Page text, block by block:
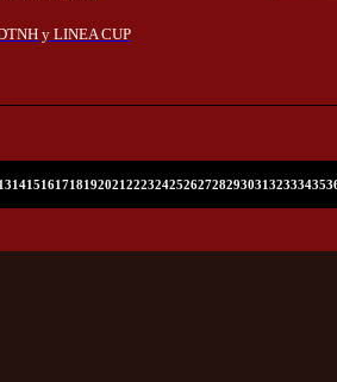
y LINEA CUP
1314151617181920212223242526272829303132333435